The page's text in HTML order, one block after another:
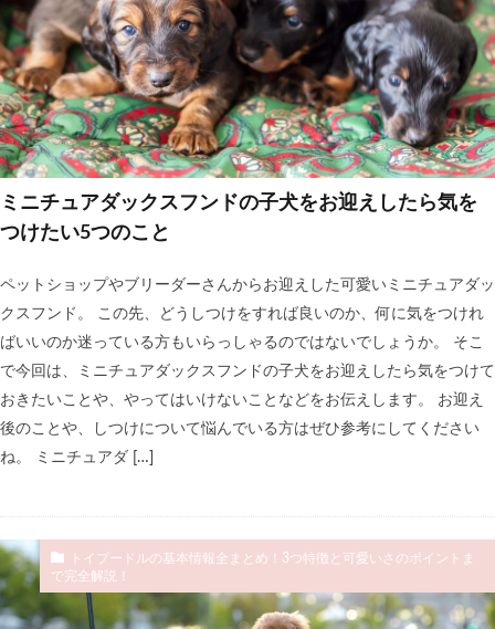
ミニチュアダックスフンドの子犬をお迎えしたら気を
つけたい5つのこと
ペットショップやブリーダーさんからお迎えした可愛いミニチュアダッ
クスフンド。 この先、どうしつけをすれば良いのか、何に気をつけれ
ばいいのか迷っている方もいらっしゃるのではないでしょうか。 そこ
で今回は、ミニチュアダックスフンドの子犬をお迎えしたら気をつけて
おきたいことや、やってはいけないことなどをお伝えします。 お迎え
後のことや、しつけについて悩んでいる方はぜひ参考にしてください
ね。 ミニチュアダ […]
トイプードルの基本情報全まとめ！3つ特徴と可愛いさのポイントま
で完全解説！